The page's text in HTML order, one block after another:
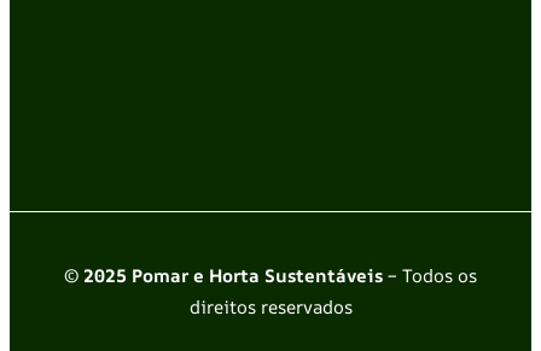
© 2025 Pomar e Horta Sustentáveis– Todos os
direitos reservados